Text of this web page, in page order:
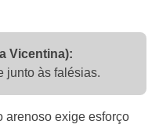
Vicentina):
junto às falésias.
arenoso exige esforço